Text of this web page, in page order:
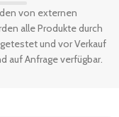
von externen
alle Produkte durch
und vor Verkauf
auf Anfrage verfügbar.